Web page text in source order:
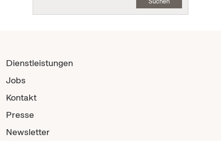
Dienstleistungen
Jobs
Kontakt
Presse
Newsletter